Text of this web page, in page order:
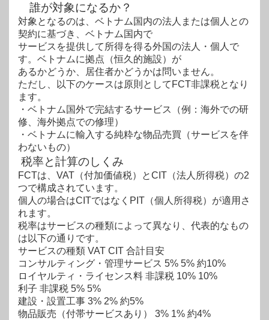
誰が対象になるか？
対象となるのは、ベトナム国内の法人または個人との
契約に基づき、ベトナム国内で
サービスを提供して所得を得る外国の法人・個人で
す。ベトナムに拠点（恒久的施設）が
あるかどうか、居住者かどうかは問いません。
ただし、以下のケースは原則としてFCT非課税となり
ます。
・ベトナム国外で完結するサービス（例：海外での研
修、海外拠点での修理）
・ベトナムに輸入する純粋な物品売買（サービスを伴
わないもの）
税率と計算のしくみ
FCTは、VAT（付加価値税）とCIT（法人所得税）の2
つで構成されています。
個人の場合はCITではなくPIT（個人所得税）が適用さ
れます。
税率はサービスの種類によって異なり、代表的なもの
は以下の通りです。
サービスの種類 VAT CIT 合計目安
コンサルティング・管理サービス 5% 5% 約10%
ロイヤルティ・ライセンス料 非課税 10% 10%
利子 非課税 5% 5%
建設・設置工事 3% 2% 約5%
物品販売（付帯サービスあり） 3% 1% 約4%